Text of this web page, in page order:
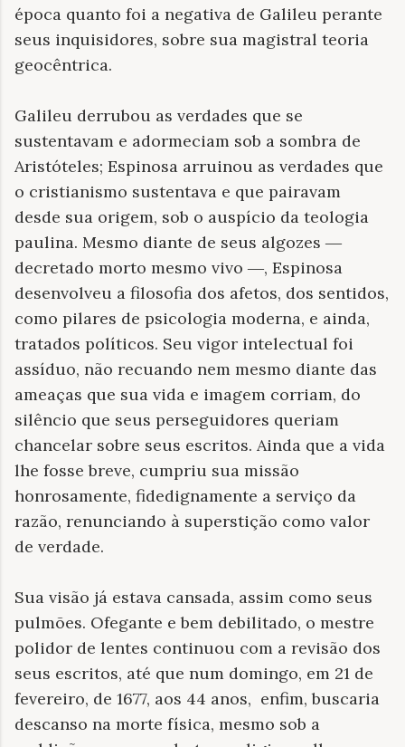
época quanto foi a negativa de Galileu perante
seus inquisidores, sobre sua magistral teoria
geocêntrica.
Galileu derrubou as verdades que se
sustentavam e adormeciam sob a sombra de
Aristóteles; Espinosa arruinou as verdades que
o cristianismo sustentava e que pairavam
desde sua origem, sob o auspício da teologia
paulina. Mesmo diante de seus algozes —
decretado morto mesmo vivo —, Espinosa
desenvolveu a filosofia dos afetos, dos sentidos,
como pilares de psicologia moderna, e ainda,
tratados políticos. Seu vigor intelectual foi
assíduo, não recuando nem mesmo diante das
ameaças que sua vida e imagem corriam, do
silêncio que seus perseguidores queriam
chancelar sobre seus escritos. Ainda que a vida
lhe fosse breve, cumpriu sua missão
honrosamente, fidedignamente a serviço da
razão, renunciando à superstição como valor
de verdade.
Sua visão já estava cansada, assim como seus
pulmões. Ofegante e bem debilitado, o mestre
polidor de lentes continuou com a revisão dos
seus escritos, até que num domingo, em 21 de
fevereiro, de 1677, aos 44 anos, enfim, buscaria
descanso na morte física, mesmo sob a